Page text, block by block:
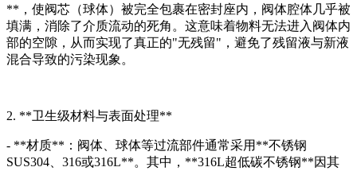
**，使阀芯（球体）被完全包裹在密封座内，阀体腔体几乎被
填满，消除了介质流动的死角。这意味着物料无法进入阀体内
部的空隙，从而实现了真正的"无残留"，避免了残留液与新液
混合导致的污染现象。
2. **卫生级材料与表面处理**
- **材质**：阀体、球体等过流部件通常采用**不锈钢
SUS304、316或316L**。其中，**316L超低碳不锈钢**因其